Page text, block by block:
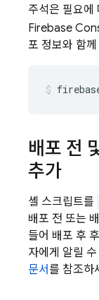
주석은 필요에
Firebase
포 정보와 함
배포 전
추가
셸 스크립트를
배포 전 또는
들어 배포 후
자에게 알릴
문서를 참조하